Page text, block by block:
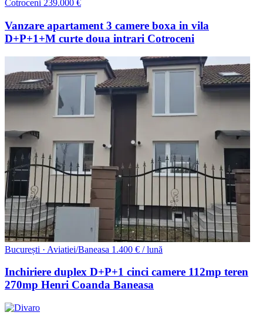
Cotroceni 239.000 €
Vanzare apartament 3 camere boxa in vila
D+P+1+M curte doua intrari Cotroceni
București · Aviatiei/Baneasa 1.400 € / lună
Inchiriere duplex D+P+1 cinci camere 112mp teren
270mp Henri Coanda Baneasa